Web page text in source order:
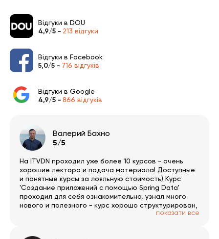
Відгуки в DOU
4,9/5 - 213 відгуки
Відгуки в Facebook
5,0/5 - 716 відгуків
Відгуки в Google
4,9/5 - 866 відгуків
Валерий Бахно
5/5
На ITVDN проходил уже более 10 курсов - очень
хорошие лектора и подача материала! Доступные
и понятные курсы за лояльную стоимость) Курс
'Создание приложений с помощью Spring Data'
проходил для себя ознакомительно, узнал много
нового и полезного - курс хорошо структурирован,
много наглядности, работы с кодом, осталсяпоказати все